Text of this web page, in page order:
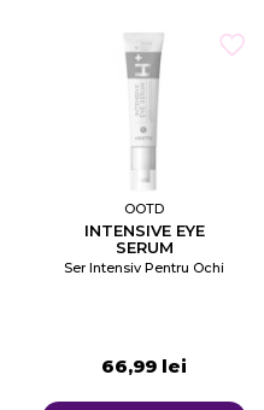
OOTD
INTENSIVE EYE
SERUM
Ser Intensiv Pentru Ochi
66,99 lei